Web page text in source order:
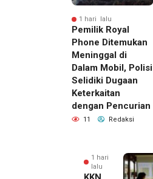
1 hari lalu
Pemilik Royal
Phone Ditemukan
Meninggal di
Dalam Mobil, Polisi
Selidiki Dugaan
Keterkaitan
dengan Pencurian
11 Redaksi
1 hari
lalu